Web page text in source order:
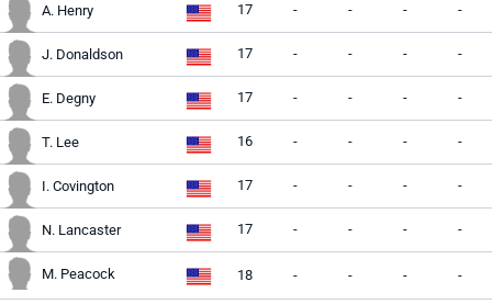
A. Henry 17 - - - -
J. Donaldson 17 - - - -
E. Degny 17 - - - -
T. Lee 16 - - - -
I. Covington 17 - - - -
N. Lancaster 17 - - - -
M. Peacock 18 - - - -